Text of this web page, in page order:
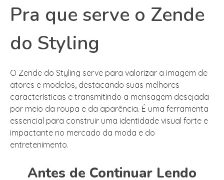
Pra que serve o Zende
do Styling
O Zende do Styling serve para valorizar a imagem de
atores e modelos, destacando suas melhores
características e transmitindo a mensagem desejada
por meio da roupa e da aparência. É uma ferramenta
essencial para construir uma identidade visual forte e
impactante no mercado da moda e do
entretenimento.
Antes de Continuar Lendo